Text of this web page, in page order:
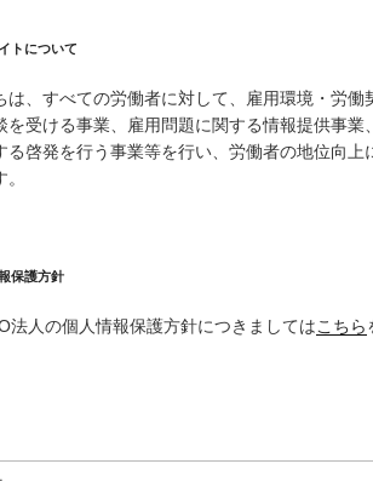
トについて
は、すべての労働者に対して、雇用環境・労働
を受ける事業、雇用問題に関する情報提供事業
る啓発を行う事業等を行い、労働者の地位向上
保護方針
法人の個人情報保護方針につきましてはこちら